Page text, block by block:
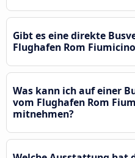
Gibt es eine direkte
Flughafen Rom
Was kann ich auf einer
vom Flughafen Rom
mitnehmen?